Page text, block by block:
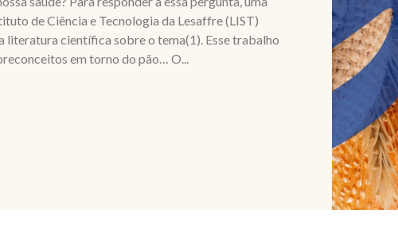
de Ciência e Tecnologia da Lesaffre (LIST)
literatura científica sobre o tema(1). Esse trabalho
em torno do pão… O...